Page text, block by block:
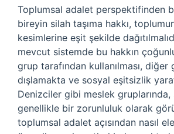
Toplumsal adalet perspektifinden
bireyin silah taşıma hakkı,
kesimlerine eşit şekilde
mevcut sistemde bu hakkın
grup tarafından kullanılması, diğer
dışlamakta ve sosyal eşitsizlik
Denizciler gibi meslek gruplarında,
genellikle bir zorunluluk olarak
toplumsal adalet açısından nasıl